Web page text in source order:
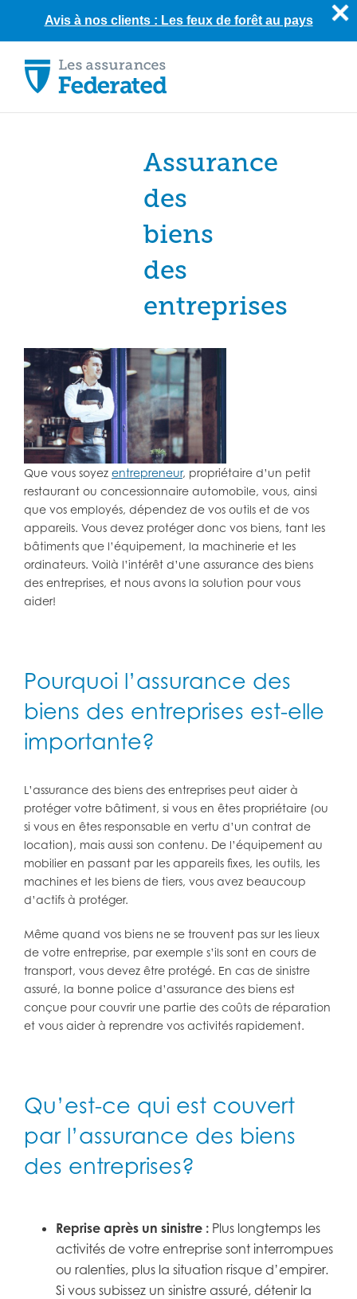
content
Assurance
des
biens
des
entreprises
Que vous soyez entrepreneur, propriétaire d’un petit
restaurant ou concessionnaire automobile, vous, ainsi
que vos employés, dépendez de vos outils et de vos
appareils. Vous devez protéger donc vos biens, tant les
bâtiments que l’équipement, la machinerie et les
ordinateurs. Voilà l’intérêt d’une assurance des biens
des entreprises, et nous avons la solution pour vous
aider!
Pourquoi l’assurance des
biens des entreprises est-elle
importante?
L’assurance des biens des entreprises peut aider à
protéger votre bâtiment, si vous en êtes propriétaire (ou
si vous en êtes responsable en vertu d’un contrat de
location), mais aussi son contenu. De l’équipement au
mobilier en passant par les appareils fixes, les outils, les
machines et les biens de tiers, vous avez beaucoup
d’actifs à protéger.
Même quand vos biens ne se trouvent pas sur les lieux
de votre entreprise, par exemple s’ils sont en cours de
transport, vous devez être protégé. En cas de sinistre
assuré, la bonne police d’assurance des biens est
conçue pour couvrir une partie des coûts de réparation
et vous aider à reprendre vos activités rapidement.
Qu’est-ce qui est couvert
par l’assurance des biens
des entreprises?
Reprise après un sinistre : Plus longtemps les
activités de votre entreprise sont interrompues
ou ralenties, plus la situation risque d’empirer.
Si vous subissez un sinistre assuré, détenir la
Avis à nos clients : Les feux de forêt au pays